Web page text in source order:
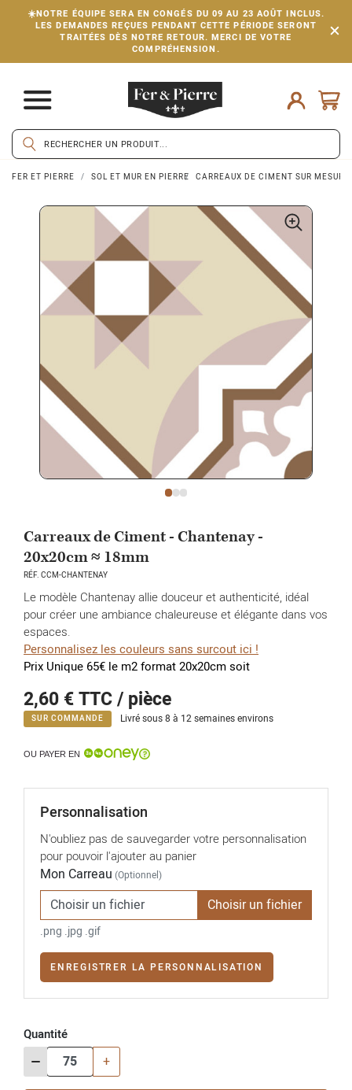
☀️NOTRE ÉQUIPE SERA EN CONGÉS DU 09 AU 23 AOÛT INCLUS.
LES DEMANDES REÇUES PENDANT CETTE PÉRIODE SERONT
TRAITÉES DÈS NOTRE RETOUR. MERCI DE VOTRE
COMPRÉHENSION.
FER ET PIERRE SOL ET MUR EN PIERRE CARREAUX DE CIMENT SUR MESURE
Carreaux de Ciment - Chantenay -
20x20cm ≈ 18mm
RÉF. CCM-CHANTENAY
Le modèle Chantenay allie douceur et authenticité, idéal
pour créer une ambiance chaleureuse et élégante dans vos
espaces.
Personnalisez les couleurs sans surcout ici !
Prix Unique 65€ le m2 format 20x20cm soit
2,60 €TTC / pièce
SUR COMMANDE Livré sous 8 à 12 semaines environs
OU PAYER EN
Personnalisation
N'oubliez pas de sauvegarder votre personnalisation
pour pouvoir l'ajouter au panier
Mon Carreau (Optionnel)
Choisir un fichier
.png .jpg .gif
ENREGISTRER LA PERSONNALISATION
Quantité
- +